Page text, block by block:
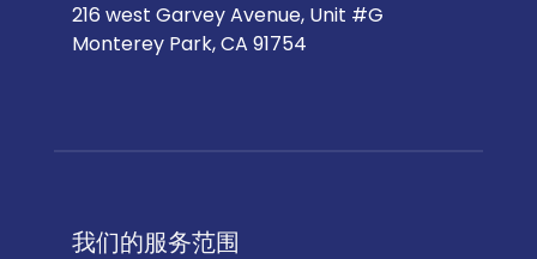
216 west Garvey Avenue, Unit #G
Monterey Park, CA 91754
我们的服务范围